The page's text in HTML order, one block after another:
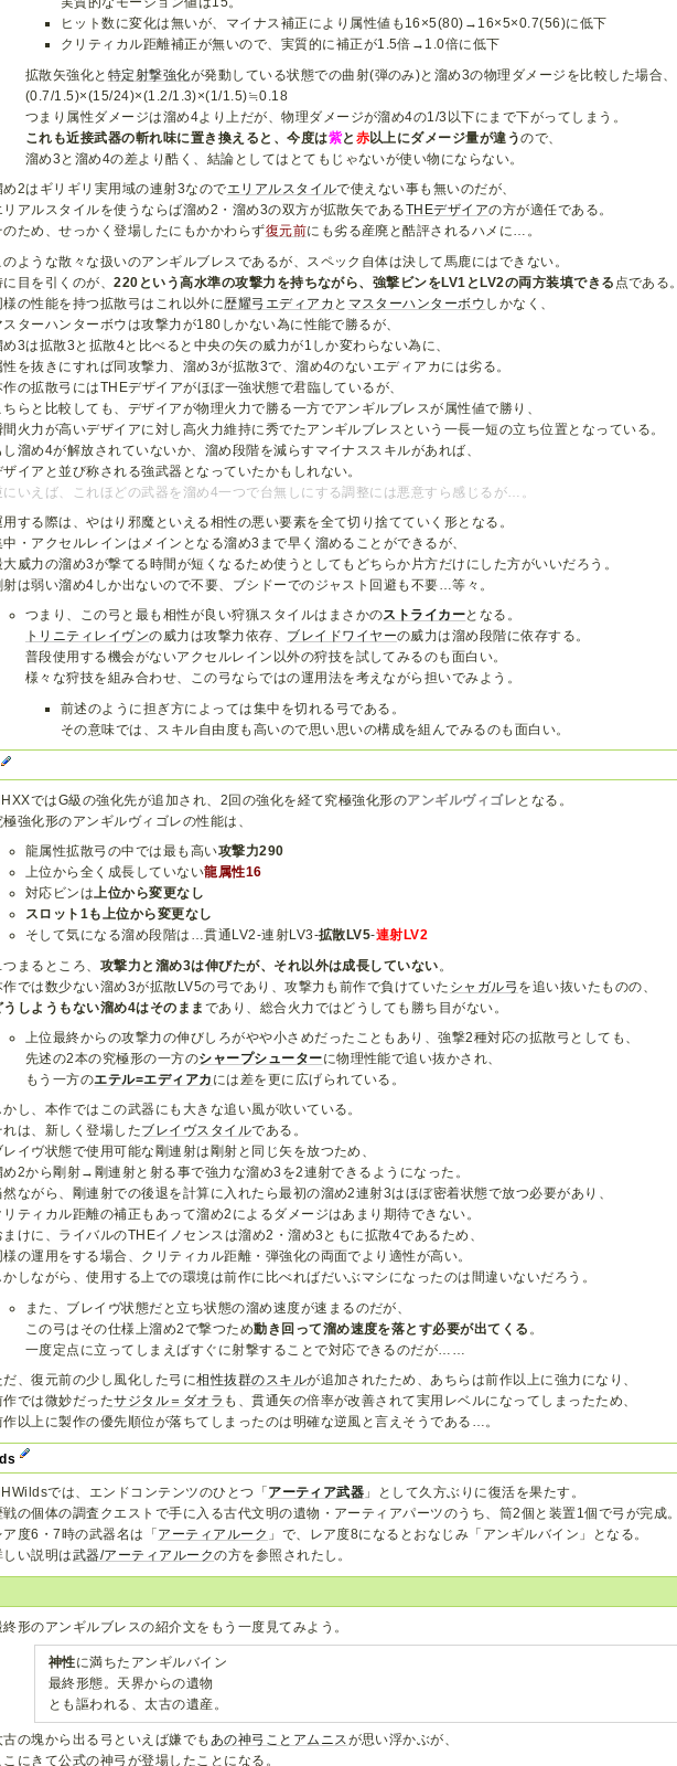
ヒット数に変化は無いが、マイナス補正により属性値も16×5(80)→16×5×0.7(56)に低下
クリティカル距離補正が無いので、実質的に補正が1.5倍→1.0倍に低下
拡散矢強化と 特定射撃強化が発動している状態での曲射(弾のみ)と溜め3の物理ダメージを比較した場合、
(0.7/1.5)×(15/24)×(1.2/1.3)×(1/1.5)≒0.18
つまり属性ダメージは溜め4より上だが、物理ダメージが溜め4の1/3以下にまで下がってしまう。
これも近接武器の斬れ味に置き換えると、今度は紫と 赤以上にダメージ量が違うので、
溜め3と溜め4の差より酷く、結論としてはとてもじゃないが使い物にならない。
め2はギリギリ実用域の連射3なのでエリアルスタイルで使えない事も無いのだが、
リアルスタイルを使うならば溜め2・溜め3の双方が拡散矢であるTHEデザイアの方が適任である。
のため、せっかく登場したにもかかわらず復元前にも劣る産廃と酷評されるハメに…。
のような散々な扱いのアンギルブレスであるが、スペック自体は決して馬鹿にはできない。
に目を引くのが、220という高水準の攻撃力を持ちながら、強撃ビンをLV1とLV2の両方装填できる 点である。
様の性能を持つ拡散弓はこれ以外に歴耀弓エディアカ と マスターハンターボウ しかなく、
スターハンターボウは攻撃力が180しかない為に性能で勝るが、
め3は拡散3と拡散4と比べると中央の矢の威力が1しか変わらない為に、
性を抜きにすれば同攻撃力、溜め3が拡散3で、溜め4のないエディアカには劣る。
作の拡散弓にはTHEデザイアがほぼ一強状態で君臨しているが、
ちらと比較しても、デザイアが物理火力で勝る一方でアンギルブレスが属性値で勝り、
間火力が高いデザイアに対し高火力維持に秀でたアンギルブレスという一長一短の立ち位置となっている。
し溜め4が解放されていないか、溜め段階を減らすマイナススキルがあれば、
ザイアと並び称される強武器となっていたかもしれない。
にいえば、これほどの武器を溜め4一つで台無しにする調整には悪意すら感じるが…。
用する際は、やはり邪魔といえる相性の悪い要素を全て切り捨てていく形となる。
中・アクセルレインはメインとなる溜め3まで早く溜めることができるが、
大威力の溜め3が撃てる時間が短くなるため使うとしてもどちらか片方だけにした方がいいだろう。
射は弱い溜め4しか出ないので不要、ブシドーでのジャスト回避も不要…等々。
つまり、この弓と最も相性が良い狩猟スタイルはまさかのストライカーとなる。
トリニティレイヴンの威力は攻撃力依存、 ブレイドワイヤーの威力は溜め段階に依存する。
普段使用する機会がないアクセルレイン以外の狩技を試してみるのも面白い。
様々な狩技を組み合わせ、この弓ならではの運用法を考えながら担いでみよう。
前述のように担ぎ方によっては集中を切れる弓である。
その意味では、スキル自由度も高いので思い思いの構成を組んでみるのも面白い。
ではG級の強化先が追加され、2回の強化を経て究極強化形のアンギルヴィゴレ となる。
極強化形のアンギルヴィゴレの性能は、
龍属性拡散弓の中では最も高い攻撃力290
上位から全く成長していない龍属性16
対応ビンは上位から変更なし
スロット1も上位から変更なし
そして気になる溜め段階は…貫通LV2-連射LV3-拡散LV5-連射LV2
まるところ、 攻撃力と溜め3は伸びたが、それ以外は成長していない 。
作では数少ない溜め3が拡散LV5の弓であり、攻撃力も前作で負けていた シャガル弓 を追い抜いたものの、
うしようもない溜め4はそのまま であり、総合火力ではどうしても勝ち目がない。
上位最終からの攻撃力の伸びしろがやや小さめだったこともあり、強撃2種対応の拡散弓としても、
先述の2本の究極形の一方のシャープシューターに物理性能で追い抜かされ、
もう一方のエテル=エディアカ には差を更に広げられている。
かし、本作ではこの武器にも大きな追い風が吹いている。
れは、新しく登場したブレイヴスタイルである。
レイヴ状態で使用可能な剛連射は剛射と同じ矢を放つため、
め2から剛射→剛連射と射る事で強力な溜め3を2連射できるようになった。
然ながら、剛連射での後退を計算に入れたら最初の溜め2連射3はほぼ密着状態で放つ必要があり、
リティカル距離の補正もあって溜め2によるダメージはあまり期待できない。
まけに、ライバルのTHEイノセンスは溜め2・溜め3ともに拡散4であるため、
様の運用をする場合、クリティカル距離・弾強化の両面でより適性が高い。
かしながら、使用する上での環境は前作に比べればだいぶマシになったのは間違いないだろう。
また、ブレイヴ状態だと立ち状態の溜め速度が速まるのだが、
この弓はその仕様上溜め2で撃つため動き回って溜め速度を落とす必要が出てくる 。
一度定点に立ってしまえばすぐに射撃することで対応できるのだが……
だ、復元前の少し風化した弓に相性抜群のスキルが追加されたため、あちらは前作以上に強力になり、
作では微妙だったサジタル＝ダオラ も、貫通矢の倍率が改善されて実用レベルになってしまったため、
作以上に製作の優先順位が落ちてしまったのは明確な逆風と言えそうである…。
では、エンドコンテンツのひとつ「 アーティア武器 」として久方ぶりに復活を果たす。
戦の個体の調査クエストで手に入る古代文明の遺物・アーティアパーツのうち、筒2個と装置1個で弓が完成。
ア度6・7時の武器名は「 アーティアルーク 」で、レア度8になるとおなじみ「アンギルバイン」となる。
しい説明は武器/アーティアルークの方を参照されたし。
終形のアンギルブレスの紹介文をもう一度見てみよう。
神性に満ちたアンギルバイン
最終形態。天界からの遺物
とも謳われる、太古の遺産。
古の塊から出る弓といえば嫌でも あの神弓ことアムニス が思い浮かぶが、
こにきて公式の神弓が登場したことになる。